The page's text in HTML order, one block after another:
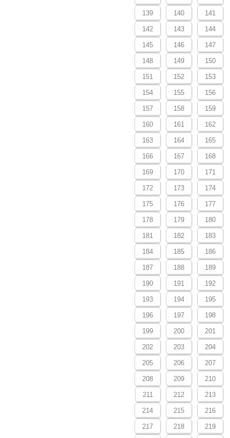
139 140 141
142 143 144
145 146 147
148 149 150
151 152 153
154 155 156
157 158 159
160 161 162
163 164 165
166 167 168
169 170 171
172 173 174
175 176 177
178 179 180
181 182 183
184 185 186
187 188 189
190 191 192
193 194 195
196 197 198
199 200 201
202 203 204
205 206 207
208 209 210
211 212 213
214 215 216
217 218 219